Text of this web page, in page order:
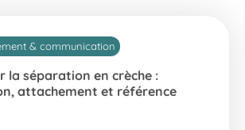
& communication
la séparation en crèche :
attachement et référence